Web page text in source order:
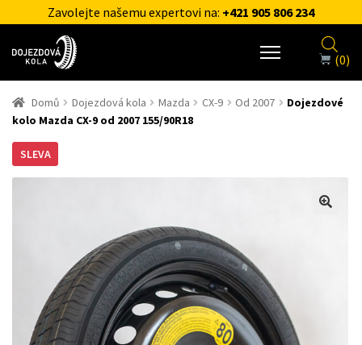
Zavolejte našemu expertovi na: +421 905 806 234
(0)
Domů Dojezdová kola Mazda CX-9 Od 2007
Dojezdové
kolo Mazda CX-9 od 2007 155/90R18
SLEVA